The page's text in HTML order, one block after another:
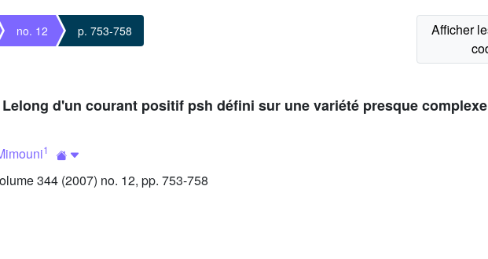
no. 12 p. 753-758
d'un courant positif psh défini sur une variété presque complexe
1
344 (2007) no. 12, pp. 753-758